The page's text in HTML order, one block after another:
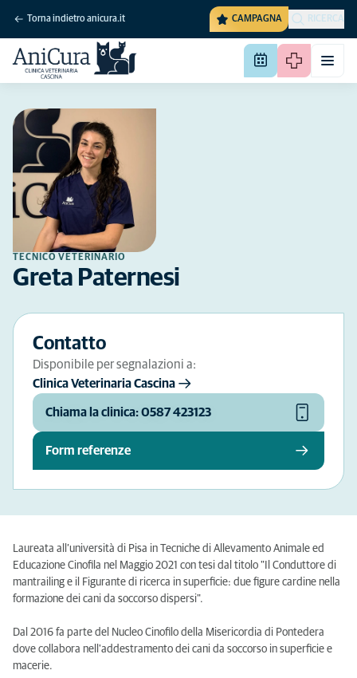
Torna indietro anicura.it CAMPAGNA RICERCA
TECNICO VETERINARIO
Greta Paternesi
Contatto
Disponibile per segnalazioni a:
Clinica Veterinaria Cascina
Chiama la clinica: 0587 423123
Form referenze
Laureata all’università di Pisa in Tecniche di Allevamento Animale ed
Educazione Cinofila nel Maggio 2021 con tesi dal titolo "Il Conduttore di
mantrailing e il Figurante di ricerca in superficie: due figure cardine nella
formazione dei cani da soccorso dispersi".
Dal 2016 fa parte del Nucleo Cinofilo della Misericordia di Pontedera
dove collabora nell'addestramento dei cani da soccorso in superficie e
macerie.